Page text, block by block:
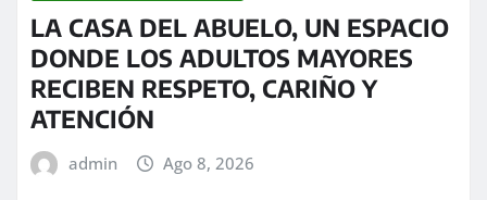
LA CASA DEL ABUELO, UN ESPACIO
DONDE LOS ADULTOS MAYORES
RECIBEN RESPETO, CARIÑO Y
ATENCIÓN
admin Ago 8, 2026